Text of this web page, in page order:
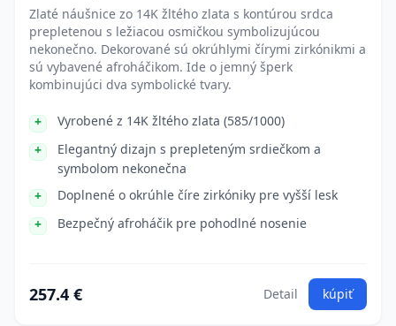
Zlaté náušnice zo 14K žltého zlata s kontúrou srdca
prepletenou s ležiacou osmičkou symbolizujúcou
nekonečno. Dekorované sú okrúhlymi čírymi zirkónikmi a
sú vybavené afroháčikom. Ide o jemný šperk
kombinujúci dva symbolické tvary.
Vyrobené z 14K žltého zlata (585/1000)
Elegantný dizajn s prepleteným srdiečkom a
symbolom nekonečna
Doplnené o okrúhle číre zirkóniky pre vyšší lesk
Bezpečný afroháčik pre pohodlné nosenie
257.4 € Detail kúpiť